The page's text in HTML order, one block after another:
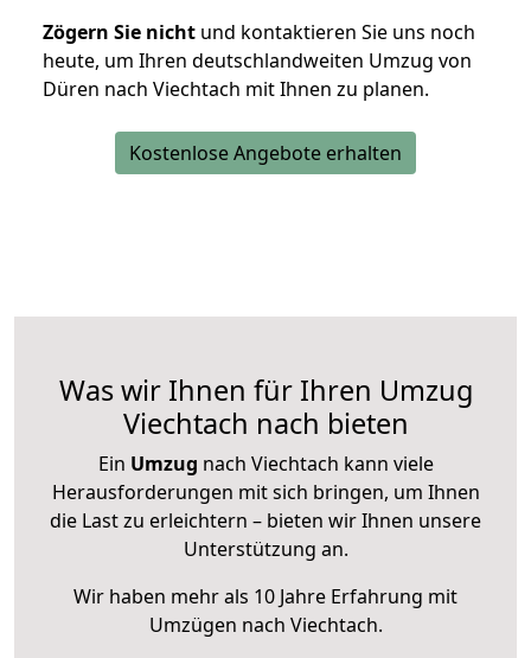
Zögern Sie nicht und kontaktieren Sie uns noch
heute, um Ihren deutschlandweiten Umzug von
Düren nach Viechtach mit Ihnen zu planen.
Kostenlose Angebote erhalten
Was wir Ihnen für Ihren Umzug
Viechtach nach bieten
Ein Umzug nach Viechtach kann viele
Herausforderungen mit sich bringen, um Ihnen
die Last zu erleichtern – bieten wir Ihnen unsere
Unterstützung an.
Wir haben mehr als 10 Jahre Erfahrung mit
Umzügen nach Viechtach.